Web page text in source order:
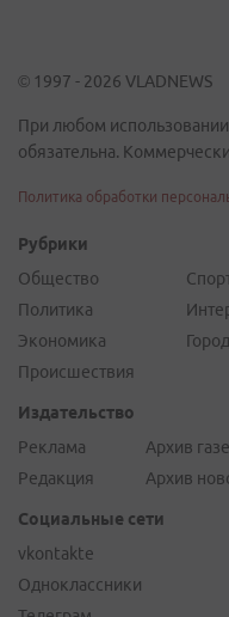
© 1997 - 2026 VLADNEWS
При любом
обязательна.
Политика обработки
Рубрики
Общество
Политика
Экономика
Происшествия
Издательство
Реклама
Редакция
Архив
Архив
Социальные сети
vkontakte
Одноклассники